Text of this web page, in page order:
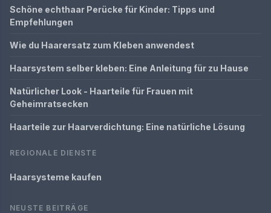
Schöne echthaar Perücke für Kinder: Tipps und
Empfehlungen
Wie du Haarersatz zum Kleben anwendest
Haarsystem selber kleben: Eine Anleitung für zu Hause
Natürlicher Look - Haarteile für Frauen mit
Geheimratsecken
Haarteile zur Haarverdichtung: Eine natürliche Lösung
REGIONALE DIENSTE
Haarsysteme kaufen
NEUSTE BEITRÄGE